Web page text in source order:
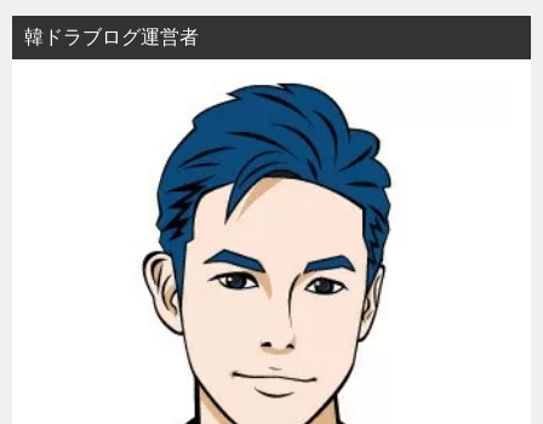
ョ
ン
韓ドラブログ運営者